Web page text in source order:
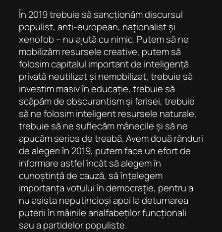
În 2019 trebuie să sancționăm discursul
populist, anti-european, naționalist și
xenofob – nu ajută cu nimic. Putem să ne
mobilizăm resursele creative, putem să
folosim capitalul important de inteligență
privată neutilizat și nemobilizat, trebuie să
investim masiv în educație, trebuie să
scăpăm de obscurantism și farisei, trebuie
să ne folosim inteligent resursele naturale,
trebuie să ne suflecăm mânecile și să ne
apucăm serios de treabă. Avem două rânduri
de alegeri în 2019, putem face un efort de
informare astfel încât să alegem în
cunoștință de cauză, să înțelegem
importanța votului în democrație, pentru a
nu asista neputincioși apoi la deturnarea
puterii în mâinile analfabeților funcționali
sau a partidelor populiste.